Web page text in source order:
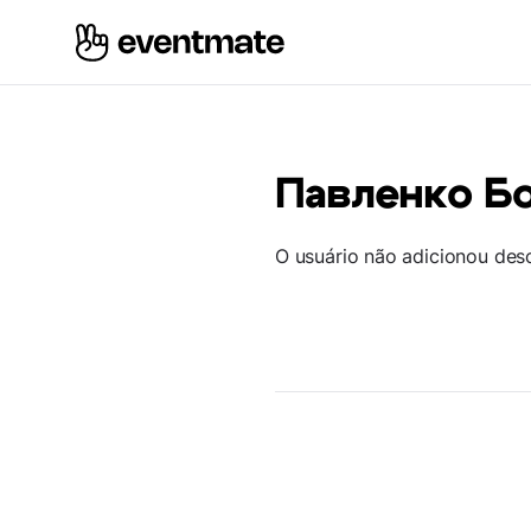
Павленко
O usuário não adicionou